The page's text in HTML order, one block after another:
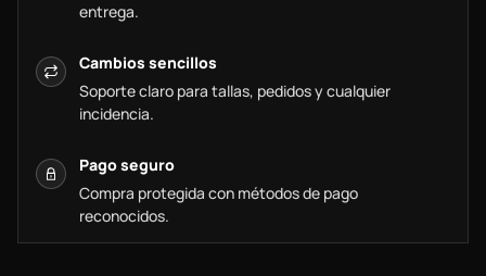
entrega.
Cambios sencillos
Soporte claro para tallas, pedidos y cualquier
incidencia.
Pago seguro
Compra protegida con métodos de pago
reconocidos.